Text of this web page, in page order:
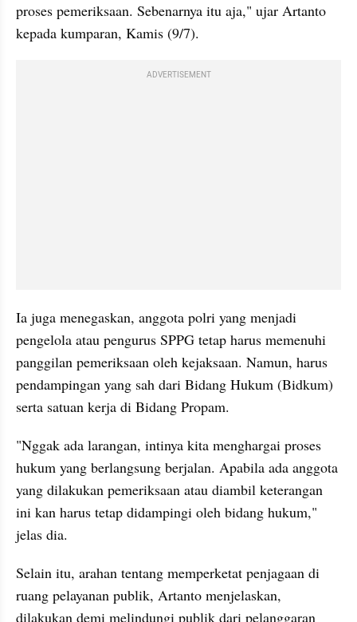
proses pemeriksaan. Sebenarnya itu aja," ujar Artanto
kepada kumparan, Kamis (9/7).
ADVERTISEMENT
Ia juga menegaskan, anggota polri yang menjadi
pengelola atau pengurus SPPG tetap harus memenuhi
panggilan pemeriksaan oleh kejaksaan. Namun, harus
pendampingan yang sah dari Bidang Hukum (Bidkum)
serta satuan kerja di Bidang Propam.
"Nggak ada larangan, intinya kita menghargai proses
hukum yang berlangsung berjalan. Apabila ada anggota
yang dilakukan pemeriksaan atau diambil keterangan
ini kan harus tetap didampingi oleh bidang hukum,"
jelas dia.
Selain itu, arahan tentang memperketat penjagaan di
ruang pelayanan publik, Artanto menjelaskan,
dilakukan demi melindungi publik dari pelanggaran